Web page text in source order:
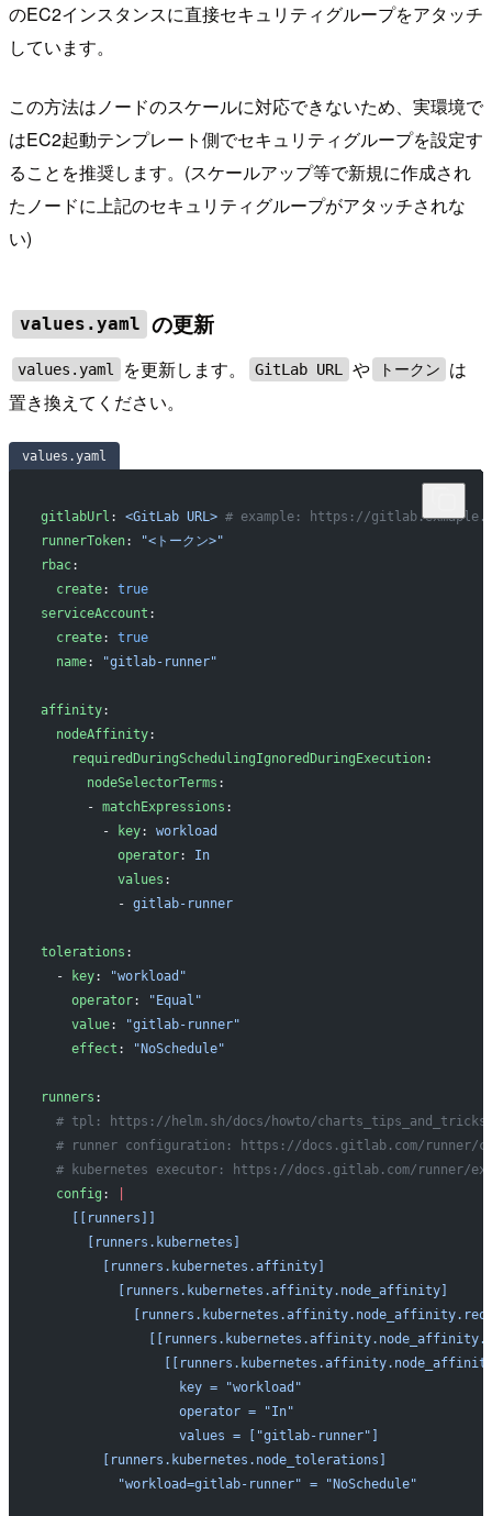
のEC2インスタンスに直接セキュリティグループをアタッチ
しています。
この方法はノードのスケールに対応できないため、実環境で
はEC2起動テンプレート側でセキュリティグループを設定す
ることを推奨します。(スケールアップ等で新規に作成され
たノードに上記のセキュリティグループがアタッチされな
い)
values.yaml の更新
values.yaml を更新します。 GitLab URL や トークン
は
置き換えてください。
values.yaml
gitlabUrl : <GitLab URL> # example: https://
runnerToken:
"<トークン>"
rbac:
  create
: true
serviceAccount :
  create
: true
  name
: "gitlab-runner"
affinity:
  nodeAffinity
:
    requiredDuringSchedulingIgnoredDuringExecution
:
      nodeSelectorTerms
:
      -
matchExpressions :
        -
key: workload
          operator
: In
          values
:
          -
gitlab-runner
tolerations :
  -
key:
"workload"
    operator
:
"Equal"
    value
:
"gitlab-runner"
    effect
: "NoSchedule"
runners :
# tpl: https://helm.sh/docs/howto/
# runner configuration: https://docs.gitlab.com/runner/
# kubernetes executor: https://docs.gitlab.com/runner/
  config
:
    [[runners]]
      [runners.kubernetes]
        [runners.kubernetes.affinity]
          [runners.kubernetes.affinity.node_affinity]
                  key = "workload"
                  operator = "In"
                  values = ["gitlab-runner"]
        [runners.kubernetes.node_tolerations]
          "workload=gitlab-runner" = "NoSchedule"